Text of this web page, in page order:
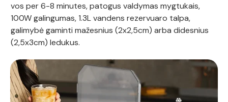
vos per 6-8 minutes, patogus valdymas mygtukais,
100W galingumas, 1.3L vandens rezervuaro talpa,
galimybė gaminti mažesnius (2x2,5cm) arba didesnius
(2,5x3cm) ledukus.